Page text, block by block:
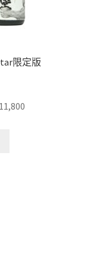
限定版
11,800